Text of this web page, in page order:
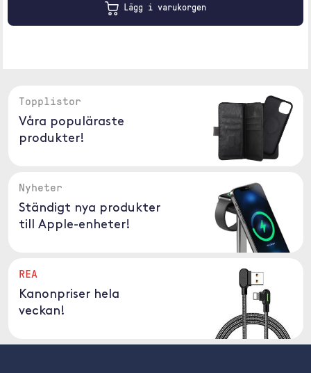
Lägg i varukorgen
Topplistor
Våra populäraste
produkter!
Nyheter
Ständigt nya produkter
till Apple-enheter!
REA
Kanonpriser hela
veckan!